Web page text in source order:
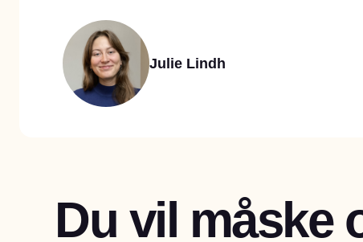
Julie Lindh
Du vil måske